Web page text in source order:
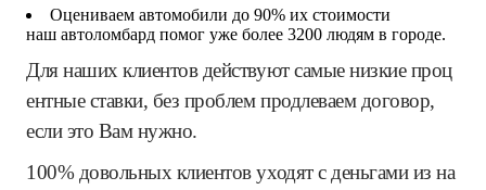
Оцениваем автомобили до 90% их стоимости
наш автоломбард помог уже более 3200 людям в городе.
Для наших клиентов действуют самые низкие проц
ентные ставки, без проблем продлеваем договор,
если это Вам нужно.
100% довольных клиентов уходят с деньгами из на